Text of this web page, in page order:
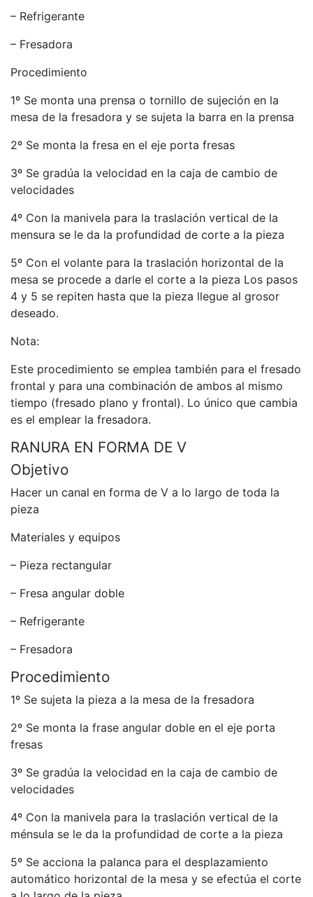
– Refrigerante
– Fresadora
Procedimiento
1º Se monta una prensa o tornillo de sujeción en la
mesa de la fresadora y se sujeta la barra en la prensa
2º Se monta la fresa en el eje porta fresas
3º Se gradúa la velocidad en la caja de cambio de
velocidades
4º Con la manivela para la traslación vertical de la
mensura se le da la profundidad de corte a la pieza
5º Con el volante para la traslación horizontal de la
mesa se procede a darle el corte a la pieza Los pasos
4 y 5 se repiten hasta que la pieza llegue al grosor
deseado.
Nota:
Este procedimiento se emplea también para el fresado
frontal y para una combinación de ambos al mismo
tiempo (fresado plano y frontal). Lo único que cambia
es el emplear la fresadora.
RANURA EN FORMA DE V
Objetivo
Hacer un canal en forma de V a lo largo de toda la
pieza
Materiales y equipos
– Pieza rectangular
– Fresa angular doble
– Refrigerante
– Fresadora
Procedimiento
1º Se sujeta la pieza a la mesa de la fresadora
2º Se monta la frase angular doble en el eje porta
fresas
3º Se gradúa la velocidad en la caja de cambio de
velocidades
4º Con la manivela para la traslación vertical de la
ménsula se le da la profundidad de corte a la pieza
5º Se acciona la palanca para el desplazamiento
automático horizontal de la mesa y se efectúa el corte